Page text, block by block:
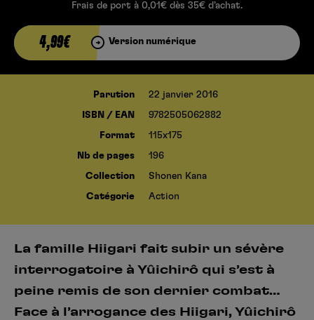
Frais de port à 0,01€ dès 35€ d’achat.
4,99€ Version numérique
Parution 22 janvier 2016
ISBN / EAN 9782505062882
Format 115x175
Nb de pages 196
Collection Shonen Kana
Catégorie Action
La famille Hiigari fait subir un sévère
interrogatoire à Yûichirô qui s’est à
peine remis de son dernier combat…
Face à l’arrogance des Hiigari, Yûichirô